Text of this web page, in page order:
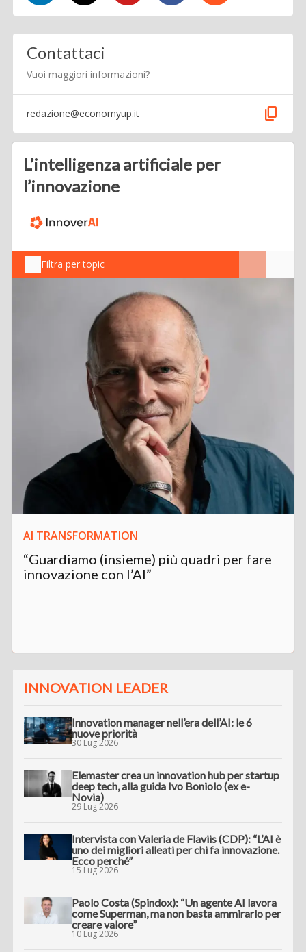
Contattaci
Vuoi maggiori informazioni?
redazione@economyup.it content_copy
L’intelligenza artificiale per
l’innovazione
Filtra per topic
AI TRANSFORMATION
“Guardiamo (insieme) più quadri per fare
innovazione con l’AI”
INNOVATION LEADER
Innovation manager nell’era dell’AI: le 6
nuove priorità
30 Lug 2026
Elemaster crea un innovation hub per startup
deep tech, alla guida Ivo Boniolo (ex e-
Novia)
29 Lug 2026
Intervista con Valeria de Flaviis (CDP): “L’AI è
uno dei migliori alleati per chi fa innovazione.
Ecco perché”
15 Lug 2026
Paolo Costa (Spindox): “Un agente AI lavora
come Superman, ma non basta ammirarlo per
creare valore”
10 Lug 2026